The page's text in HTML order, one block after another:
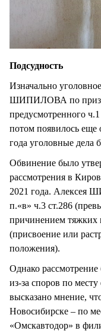
Подсудность
Изначально
ШИПИЛОВА по
предусмотренного
потом появилось еще
года уголовные дела
Обвинение было
рассмотрения в
2021 года. Алексея
п.«в» ч.3 ст.286
причинением тяжких
(присвоение или
положения).
Однако
из-за споров по
высказано мнение,
Новосибирске – по
«Омскавтодор» в